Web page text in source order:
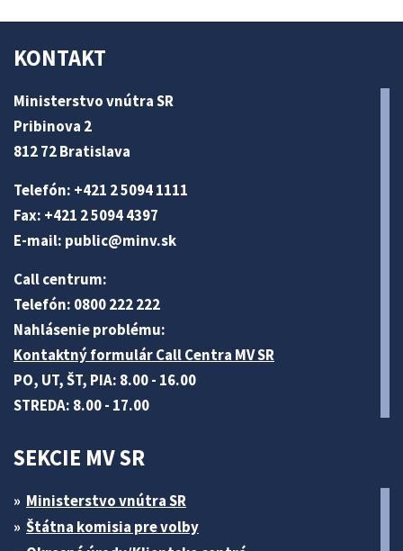
KONTAKT
Ministerstvo vnútra SR
Pribinova 2
812 72 Bratislava
Telefón: +421 2 5094 1111
Fax: +421 2 5094 4397
E-mail: public@minv.sk
Call centrum:
Telefón: 0800 222 222
Nahlásenie problému:
Kontaktný formulár Call Centra MV SR
PO, UT, ŠT, PIA: 8.00 - 16.00
STREDA: 8.00 - 17.00
SEKCIE MV SR
Ministerstvo vnútra SR
Štátna komisia pre volby